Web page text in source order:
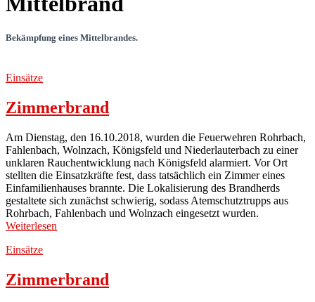
Bekämpfung eines Mittelbrandes.
Einsätze
Zimmerbrand
Am Dienstag, den 16.10.2018, wurden die Feuerwehren Rohrbach,
Fahlenbach, Wolnzach, Königsfeld und Niederlauterbach zu einer
unklaren Rauchentwicklung nach Königsfeld alarmiert. Vor Ort
stellten die Einsatzkräfte fest, dass tatsächlich ein Zimmer eines
Einfamilienhauses brannte. Die Lokalisierung des Brandherds
gestaltete sich zunächst schwierig, sodass Atemschutztrupps aus
Rohrbach, Fahlenbach und Wolnzach eingesetzt wurden.
Weiterlesen
Einsätze
Zimmerbrand